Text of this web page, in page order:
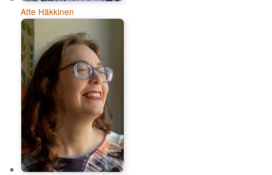
Atte Häkkinen